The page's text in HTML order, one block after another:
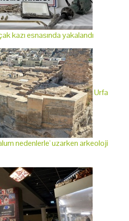
kazı esnasında yakalandı
Urfa
nedenlerle' uzarken arkeoloji